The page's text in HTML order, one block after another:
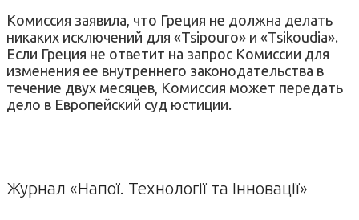
Комиссия заявила, что Греция не должна делать
никаких исключений для «Tsipouro» и «Tsikoudia».
Если Греция не ответит на запрос Комиссии для
изменения ее внутреннего законодательства в
течение двух месяцев, Комиссия может передать
дело в Европейский суд юстиции.
Журнал «Напої. Технології та Інновації»